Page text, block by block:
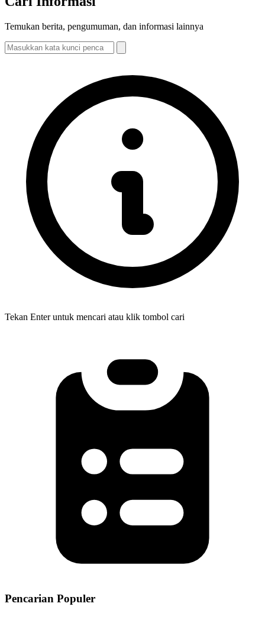
Temukan berita, pengumuman, dan informasi lainnya
Tekan Enter untuk mencari atau klik tombol cari
Pencarian Populer